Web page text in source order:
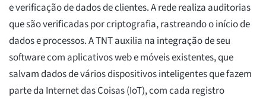
e verificação de dados de clientes. A rede realiza auditorias
que são verificadas por criptografia, rastreando o início de
dados e processos. A TNT auxilia na integração de seu
software com aplicativos web e móveis existentes, que
salvam dados de vários dispositivos inteligentes que fazem
parte da Internet das Coisas (IoT), com cada registro